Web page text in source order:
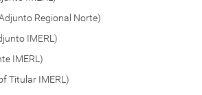
Regional Norte)
IMERL)
IMERL)
Titular IMERL)